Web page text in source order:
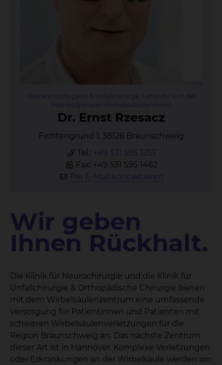
Oberarzt Orthopädie & Unfallchirurgie, Leitender Arzt des
Interdisziplinären Wirbelsäulenzentrums
Dr. Ernst Rze­sacz
Fichtengrund 1, 38126 Braunschweig
Tel.: +49 531 595 1257
Fax: +49 531 595 1462
Per E-Mail kontaktieren
Wir geben
Ihnen Rückhalt.
Die Klinik für Neurochirurgie und die Klinik für
Unfallchirurgie & Orthopädische Chirurgie bieten
mit dem Wirbelsäulenzentrum eine umfassende
Versorgung für Patientinnen und Patienten mit
schweren Wirbelsäulenverletzungen für die
Region Braunschweig an. Das nächste Zentrum
dieser Art ist in Hannover. Komplexe Verletzungen
oder Erkrankungen an der Wirbelsäule werden am